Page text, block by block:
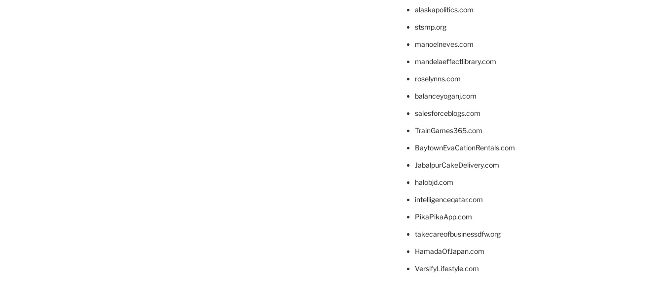
alaskapolitics.com
stsmp.org
manoelneves.com
mandelaeffectlibrary.com
roselynns.com
balanceyoganj.com
salesforceblogs.com
TrainGames365.com
BaytownEvaCationRentals.com
JabalpurCakeDelivery.com
halobjd.com
intelligenceqatar.com
PikaPikaApp.com
takecareofbusinessdfw.org
HamadaOfJapan.com
VersifyLifestyle.com